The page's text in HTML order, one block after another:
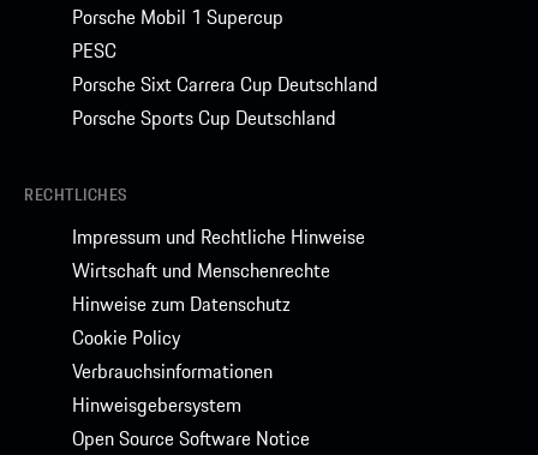
Porsche Mobil 1 Supercup
PESC
Porsche Sixt Carrera Cup Deutschland
Porsche Sports Cup Deutschland
RECHTLICHES
Impressum und Rechtliche Hinweise
Wirtschaft und Menschenrechte
Hinweise zum Datenschutz
Cookie Policy
Verbrauchsinformationen
Hinweisgebersystem
Open Source Software Notice